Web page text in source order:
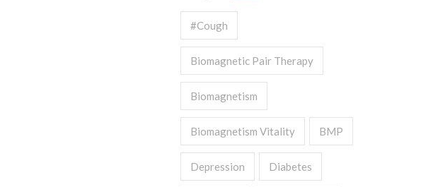
#cough
Biomagnetic Pair Therapy
Biomagnetism
Biomagnetism Vitality BMP
Depression Diabetes